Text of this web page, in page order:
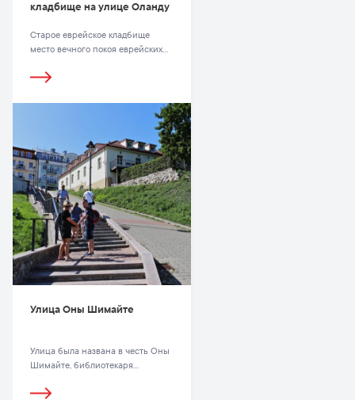
кладбище на улице Оланду
Старое еврейское кладбище
место вечного покоя еврейских
деятелей. На его территории
надписями, выбитыми
Улица Оны Шимайте
Улица была названа в честь Оны
Шимайте, библиотекаря